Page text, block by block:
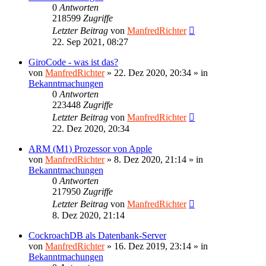
0 Antworten
218599 Zugriffe
Letzter Beitrag von ManfredRichter
22. Sep 2021, 08:27
GiroCode - was ist das?
von ManfredRichter» 22. Dez 2020, 20:34 » in
Bekanntmachungen
0 Antworten
223448 Zugriffe
Letzter Beitrag von ManfredRichter
22. Dez 2020, 20:34
ARM (M1) Prozessor von Apple
von ManfredRichter» 8. Dez 2020, 21:14 » in
Bekanntmachungen
0 Antworten
217950 Zugriffe
Letzter Beitrag von ManfredRichter
8. Dez 2020, 21:14
CockroachDB als Datenbank-Server
von ManfredRichter» 16. Dez 2019, 23:14 » in
Bekanntmachungen